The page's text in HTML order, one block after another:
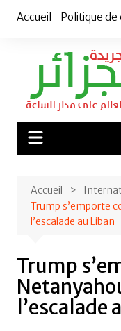
Accueil Politique
Accueil
Trump s’emporte
l’escalade au Liban
Trump
l’escalade